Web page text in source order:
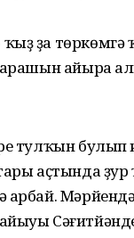
ҡыҙ ҙа
ҡарашын айыра
тулҡын булып
аҫтында ҙур
арбай.